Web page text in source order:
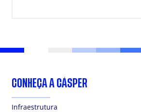
CONHEÇA A CÁSPER
Infraestrutura